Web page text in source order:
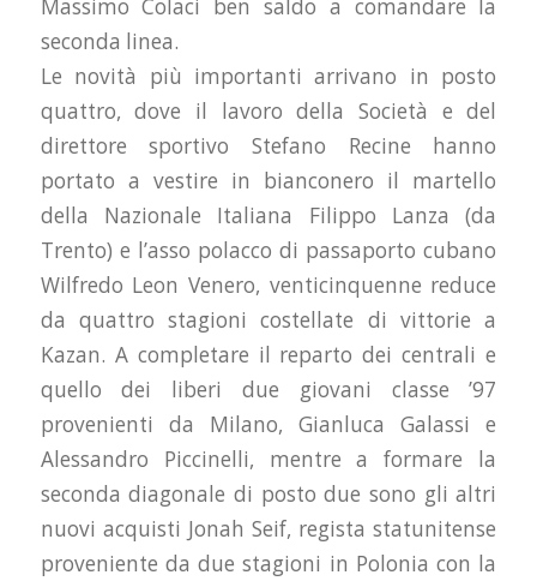
Massimo Colaci ben saldo a comandare la
seconda linea.
Le novità più importanti arrivano in posto
quattro, dove il lavoro della Società e del
direttore sportivo Stefano Recine hanno
portato a vestire in bianconero il martello
della Nazionale Italiana Filippo Lanza (da
Trento) e l’asso polacco di passaporto cubano
Wilfredo Leon Venero, venticinquenne reduce
da quattro stagioni costellate di vittorie a
Kazan. A completare il reparto dei centrali e
quello dei liberi due giovani classe ’97
provenienti da Milano, Gianluca Galassi e
Alessandro Piccinelli, mentre a formare la
seconda diagonale di posto due sono gli altri
nuovi acquisti Jonah Seif, regista statunitense
proveniente da due stagioni in Polonia con la